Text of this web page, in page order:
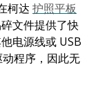
柯达 护照平板
文件提供了快
电源线或 USB
程序，因此无